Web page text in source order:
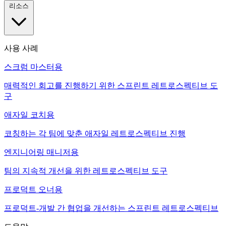
사용 사례
스크럼 마스터용
매력적인 회고를 진행하기 위한 스프린트 레트로스펙티브 도
구
애자일 코치용
코칭하는 각 팀에 맞춘 애자일 레트로스펙티브 진행
엔지니어링 매니저용
팀의 지속적 개선을 위한 레트로스펙티브 도구
프로덕트 오너용
프로덕트-개발 간 협업을 개선하는 스프린트 레트로스펙티브